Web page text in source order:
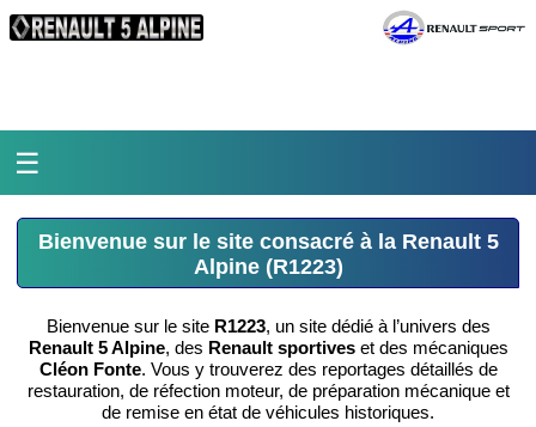
☰
Accueil
La médiathèque
L'histoire
Bienvenue sur le site consacré à la Renault 5
Alpine (R1223)
Bienvenue sur le site R1223, un site dédié à l’univers des
Renault 5 Alpine, des Renault sportiveset des mécaniques
Cléon Fonte. Vous y trouverez des reportages détaillés de
restauration, de réfection moteur, de préparation mécanique et
de remise en état de véhicules historiques.